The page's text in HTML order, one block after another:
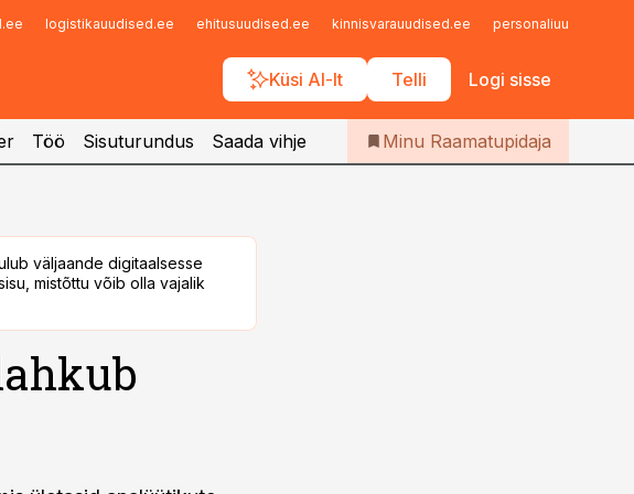
logistikauudised.ee ehitusuudised.ee kinnisvarauudised.ee personaliuudised.ee
Küsi AI-lt Telli Logi sisse
Iseteenindus
Telli Raamatupidaja
Töö Sisuturundus Saada vihje Minu Raamatupidaja
väljaande digitaalsesse
mistõttu võib olla vajalik